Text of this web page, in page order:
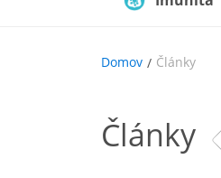
Domov Články
Články